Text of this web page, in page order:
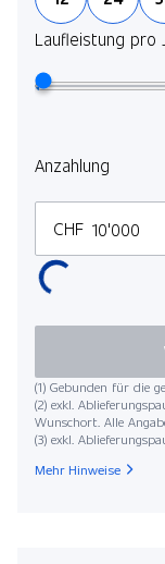
Driving Assistant
Pack Comfort
Parking Assistant
Natural Interaction
Live Cockpit
Pack M Sport
Laufleistung pro
Anzahlung
CHF
(1) Gebunden für die
(2) exkl.
Wunschort. Alle
(3) exkl.
Mehr Hinweise